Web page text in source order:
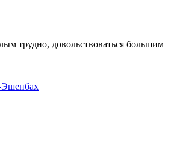
трудно, довольствоваться большим